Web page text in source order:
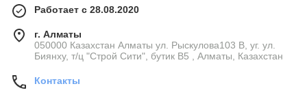
Работает с 28.08.2020
г. Алматы
050000 Казахстан Алматы ул. Рыскулова103 В, уг. ул.
Биянху, т/ц "Строй Сити", бутик В5 , Алматы, Казахстан
Контакты